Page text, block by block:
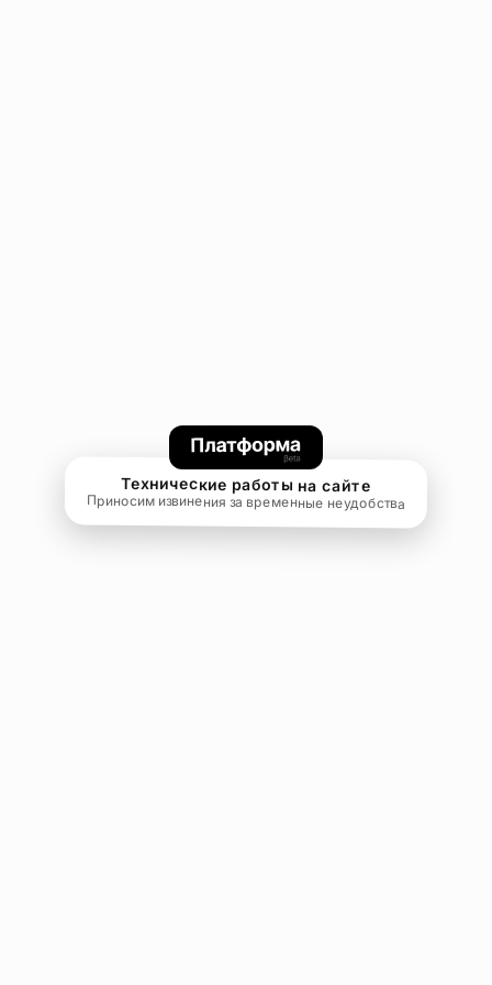
Технические работы на сайте
Приносим извинения за временные неудобства